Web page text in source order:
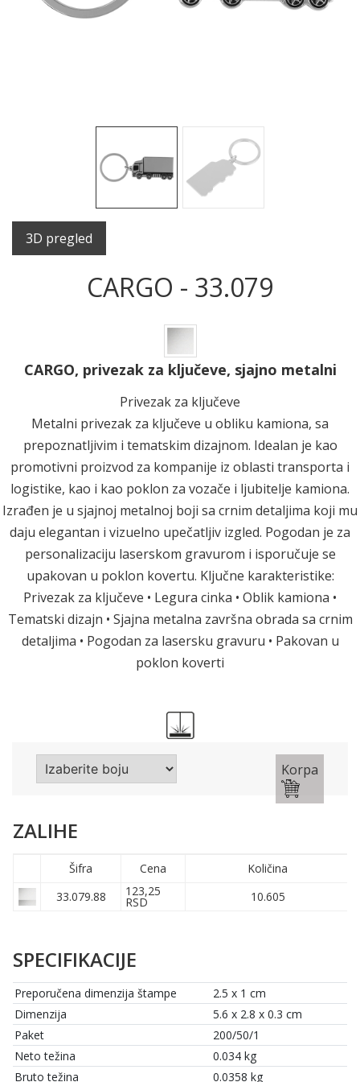
Sledeće
3D pregled
CARGO - 33.079
CARGO, privezak za ključeve, sjajno metalni
Privezak za ključeve
Metalni privezak za ključeve u obliku kamiona, sa
prepoznatljivim i tematskim dizajnom. Idealan je kao
promotivni proizvod za kompanije iz oblasti transporta i
logistike, kao i kao poklon za vozače i ljubitelje kamiona.
Izrađen je u sjajnoj metalnoj boji sa crnim detaljima koji mu
daju elegantan i vizuelno upečatljiv izgled. Pogodan je za
personalizaciju laserskom gravurom i isporučuje se
upakovan u poklon kovertu. Ključne karakteristike:
Privezak za ključeve • Legura cinka • Oblik kamiona •
Tematski dizajn • Sjajna metalna završna obrada sa crnim
detaljima • Pogodan za lasersku gravuru • Pakovan u
poklon koverti
Korpa
ZALIHE
Šifra Cena
Količina
33.079.88
123,25
RSD 10.605
SPECIFIKACIJE
Preporučena dimenzija štampe
2.5 x 1 cm
Dimenzija
5.6 x 2.8 x 0.3 cm
Paket
200/50/1
Neto težina
0.034 kg
Bruto težina
0.0358 kg